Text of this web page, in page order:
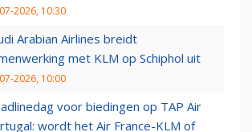
2026, 10:30
Arabian Airlines breidt
met KLM op Schiphol uit
2026, 10:00
voor biedingen op TAP Air
wordt het Air France-KLM of